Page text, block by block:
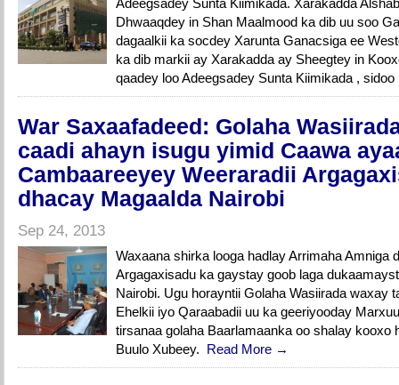
Adeegsadey Sunta Kiimikada. Xarakadda
Dhwaaqdey in Shan Maalmood ka dib uu soo
dagaalkii ka socdey Xarunta Ganacsiga ee
ka dib markii ay Xarakadda ay Sheegtey in
qaadey loo Adeegsadey Sunta Kiimikada ,
War Saxaafadeed: Golaha
caadi ahayn isugu yimid Caawa
Cambaareeyey Weeraradii
dhacay Magaalda Nairobi
Sep 24, 2013
Waxaana shirka looga hadlay Arrimaha Amniga
Argagaxisadu ka gaystay goob laga
Nairobi. Ugu horayntii Golaha Wasiirada waxay
Ehelkii iyo Qaraabadii uu ka geeriyooday
tirsanaa golaha Baarlamaanka oo shalay kooxo
Buulo Xubeey. Read More →